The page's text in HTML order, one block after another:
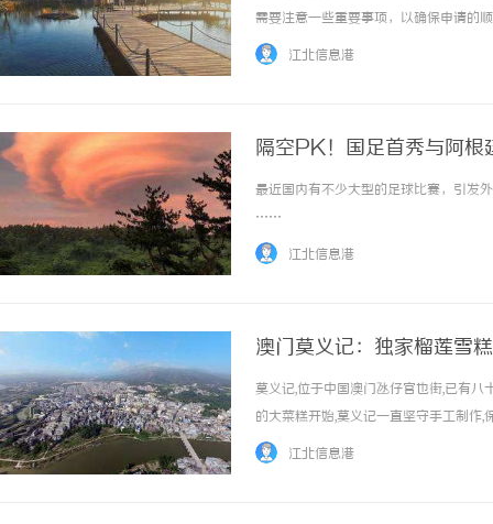
需要注意一些重要事项，以确保申请的
根据规定，EB5投资项目必须在美国创
江北信息港
隔空PK！国足首秀与阿根
最近国内有不少大型的足球比赛，引发
……
江北信息港
澳门莫义记：独家榴莲雪
莫义记,位于中国澳门氹仔官也街,已有
的大菜糕开始,莫义记一直坚守手工制作
食。其中,最引人瞩目的当属猫山王榴莲
江北信息港